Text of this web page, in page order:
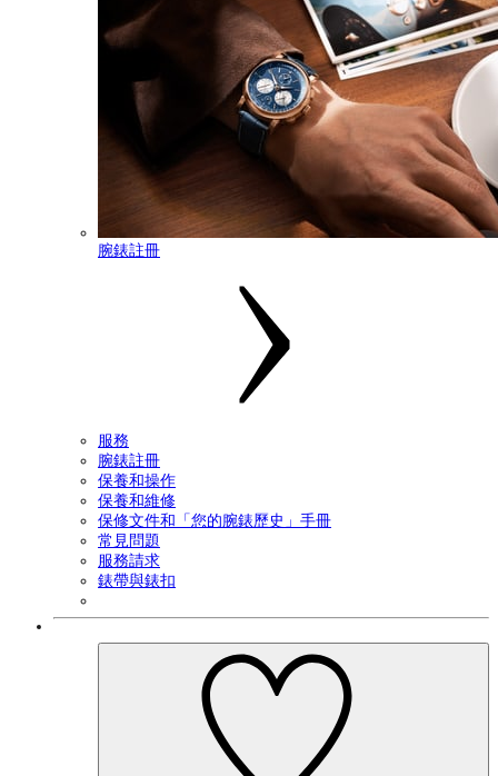
腕錶註冊
服務
腕錶註冊
保養和操作
保養和維修
保修文件和「您的腕錶歷史」手冊
常見問題
服務請求
錶帶與錶扣